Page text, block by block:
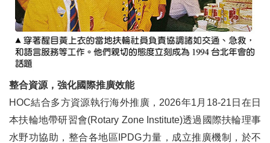
整合資源，強化國際推廣效能
HOC結合多方資源執行海外推廣，2026年1月18-21日在日
本扶輪地帶研習會(Rotary Zone Institute)透過國際扶輪理事
水野功協助，整合各地區IPDG力量，成立推廣機制，於不